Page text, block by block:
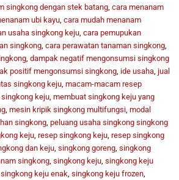
singkong dengan stek batang, cara menanam
ubi kayu, cara mudah menanam
usaha singkong keju, cara pemupukan
singkong, cara perawatan tanaman singkong,
, dampak negatif mengonsumsi singkong
positif mengonsumsi singkong, ide usaha, jual
singkong keju, macam-macam resep
keju, membuat singkong keju yang
, mesin kripik singkong multifungsi, modal
singkong, peluang usaha singkong singkong
keju, resep singkong keju, resep singkong
dan keju, singkong goreng, singkong
singkong, singkong keju, singkong keju
singkong keju enak, singkong keju frozen,